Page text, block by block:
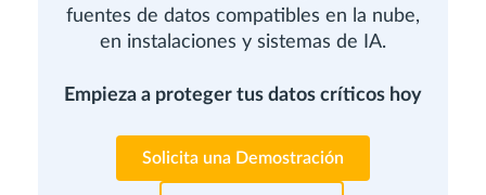
fuentes de datos compatibles en la nube,
en instalaciones y sistemas de IA.
Empieza a proteger tus datos críticos hoy
Solicita una Demostración